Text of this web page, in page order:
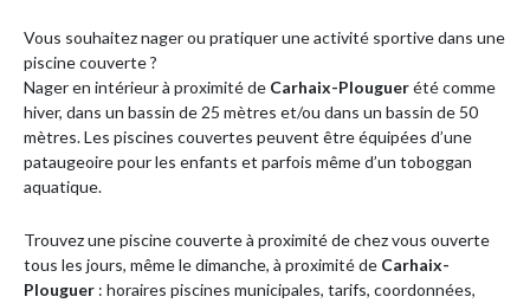
Vous souhaitez nager ou pratiquer une activité sportive dans une
piscine couverte ?
Nager en intérieur à proximité de Carhaix-Plouguerété comme
hiver, dans un bassin de 25 mètres et/ou dans un bassin de 50
mètres. Les piscines couvertes peuvent être équipées d’une
pataugeoire pour les enfants et parfois même d’un toboggan
aquatique.
Trouvez une piscine couverte à proximité de chez vous ouverte
tous les jours, même le dimanche, à proximité de Carhaix-
Plouguer : horaires piscines municipales, tarifs, coordonnées,